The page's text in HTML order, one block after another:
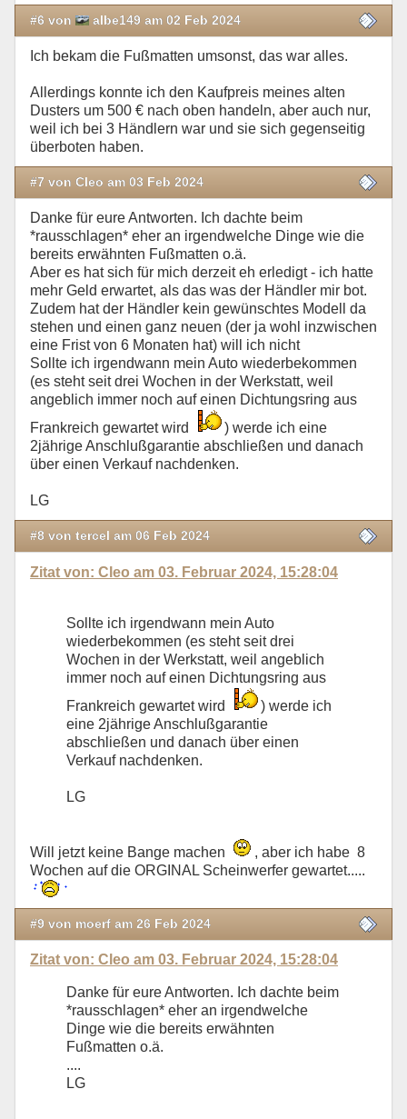
#6 von albe149 am 02 Feb 2024
Ich bekam die Fußmatten umsonst, das war alles.
Allerdings konnte ich den Kaufpreis meines alten
Dusters um 500 € nach oben handeln, aber auch nur,
weil ich bei 3 Händlern war und sie sich gegenseitig
überboten haben.
#7 von Cleo am 03 Feb 2024
Danke für eure Antworten. Ich dachte beim
*rausschlagen* eher an irgendwelche Dinge wie die
bereits erwähnten Fußmatten o.ä.
Aber es hat sich für mich derzeit eh erledigt - ich hatte
mehr Geld erwartet, als das was der Händler mir bot.
Zudem hat der Händler kein gewünschtes Modell da
stehen und einen ganz neuen (der ja wohl inzwischen
eine Frist von 6 Monaten hat) will ich nicht
Sollte ich irgendwann mein Auto wiederbekommen
(es steht seit drei Wochen in der Werkstatt, weil
angeblich immer noch auf einen Dichtungsring aus
Frankreich gewartet wird
) werde ich eine
2jährige Anschlußgarantie abschließen und danach
über einen Verkauf nachdenken.
LG
#8 von tercel am 06 Feb 2024
Zitat von: Cleo am 03. Februar 2024, 15:28:04
Sollte ich irgendwann mein Auto
wiederbekommen (es steht seit drei
Wochen in der Werkstatt, weil angeblich
immer noch auf einen Dichtungsring aus
Frankreich gewartet wird
) werde ich
eine 2jährige Anschlußgarantie
abschließen und danach über einen
Verkauf nachdenken.
LG
Will jetzt keine Bange machen
, aber ich habe 8
Wochen auf die ORGINAL Scheinwerfer gewartet.....
#9 von moerf am 26 Feb 2024
Zitat von: Cleo am 03. Februar 2024, 15:28:04
Danke für eure Antworten. Ich dachte beim
*rausschlagen* eher an irgendwelche
Dinge wie die bereits erwähnten
Fußmatten o.ä.
....
LG